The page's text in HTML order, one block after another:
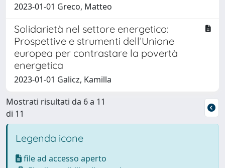
2023-01-01 Greco, Matteo
Solidarietà nel settore energetico:
Prospettive e strumenti dell’Unione
europea per contrastare la povertà
energetica
2023-01-01 Galicz, Kamilla
Mostrati risultati da 6 a 11
di 11
Legenda icone
file ad accesso aperto